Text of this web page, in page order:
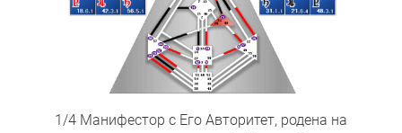
1/4 Манифестор с Его Авторитет, родена на